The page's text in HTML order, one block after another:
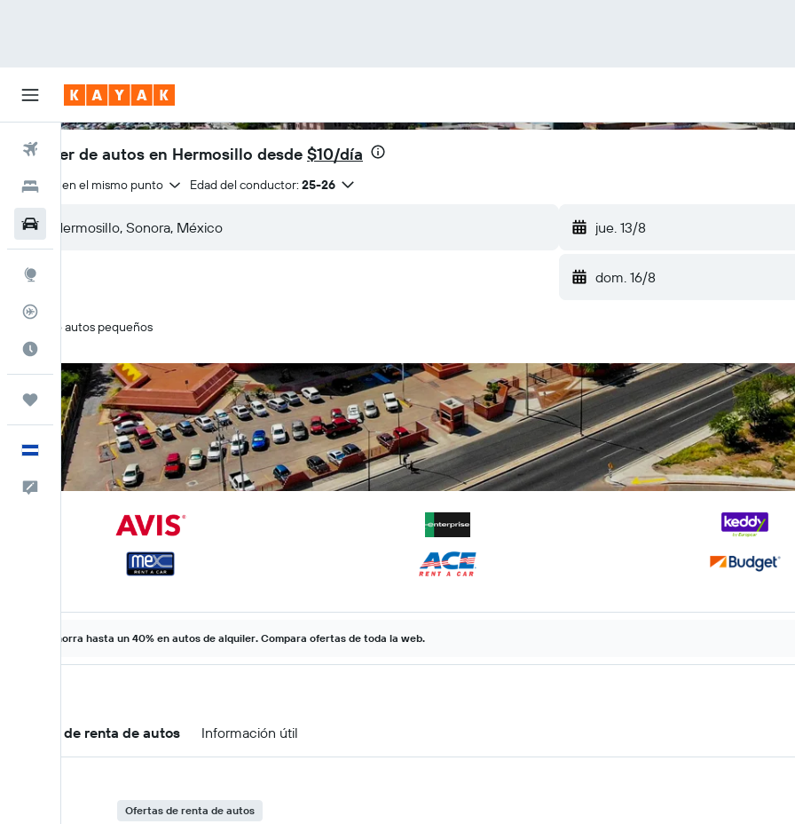
Vuelos
Hoteles
Autos
Trips
Español
Comentarios
Alquiler de autos en Hermosillo desde $10/día
Entrega en el mismo punto Edad del conductor: 25-26
jue. 13/8
dom. 16/8
Solo autos pequeños
Ahorra hasta un 40% en autos de alquiler. Compara ofertas de toda la web.
Ofertas de renta de autos Información útil
Ofertas de renta de autos